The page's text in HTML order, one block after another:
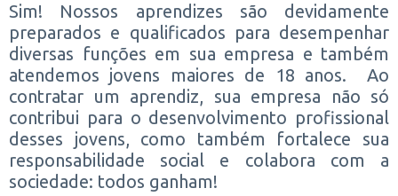
Sim! Nossos aprendizes são devidamente
preparados e qualificados para desempenhar
diversas funções em sua empresa e também
atendemos jovens maiores de 18 anos. Ao
contratar um aprendiz, sua empresa não só
contribui para o desenvolvimento profissional
desses jovens, como também fortalece sua
responsabilidade social e colabora com a
sociedade: todos ganham!